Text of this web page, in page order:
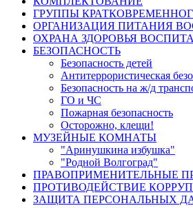
ГРУППЫ
ОРГАНИЗАЦИЯ ПИТАНИЯ
ОХРАНА ЗДОРОВЬЯ
БЕЗОПАСНОСТЬ
Безопасность детей
Антитеррористическая
Безопасность на ж/д
ГО и ЧС
Пожарная безопасность
Осторожно, клещи!
МУЗЕЙНЫЕ КОМНАТЫ
"Аринушкина избушка"
"Родной Волгоград"
ПРАВОПРИМЕНИТЕЛЬНЫЕ
ПРОТИВОДЕЙСТВИЕ
ЗАЩИТА ПЕРСОНАЛЬНЫХ